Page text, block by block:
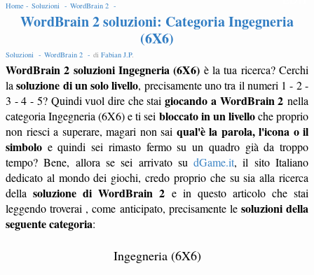
Home - Soluzioni - WordBrain 2 -
WordBrain 2 soluzioni: Categoria Ingegneria
(6X6)
Soluzioni - WordBrain 2 - di Fabian J.P.
WordBrain 2 soluzioni Ingegneria (6X6) è la tua ricerca? Cerchi
lasoluzione di un solo livello, precisamente uno tra il numeri 1 - 2 -
3 - 4 - 5? Quindi vuol dire che staigiocando a WordBrain 2 nella
categoria Ingegneria (6X6) e ti sei bloccato in un livelloche proprio
non riesci a superare, magari non sai qual'è la parola, l'icona o il
simbolo e quindi sei rimasto fermo su un quadro già da troppo
tempo? Bene, allora se sei arrivato sudGame.it, il sito Italiano
dedicato al mondo dei giochi, credo proprio che su sia alla ricerca
dellasoluzione di WordBrain 2 e in questo articolo che stai
leggendo troverai , come anticipato, precisamente le soluzioni della
seguente categoria:
Ingegneria (6X6)